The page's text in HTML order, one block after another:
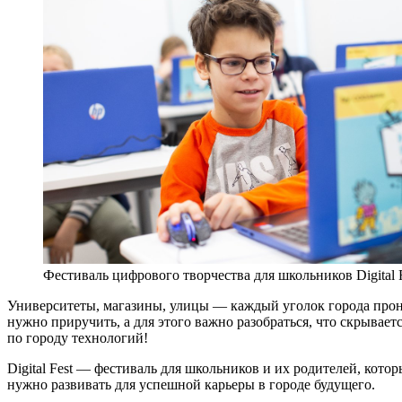
Фестиваль цифрового творчества для школьников Digital
Университеты, магазины, улицы — каждый уголок города
нужно приручить, а для этого важно разобраться, что
по городу технологий!
Digital Fest — фестиваль для школьников и их родителей,
нужно развивать для успешной карьеры в городе будущего.